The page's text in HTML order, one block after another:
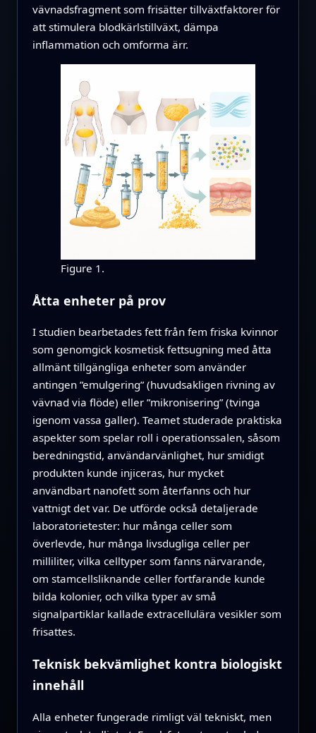
vävnadsfragment som frisätter tillväxtfaktorer för
att stimulera blodkärlstillväxt, dämpa
inflammation och omforma ärr.
Figure 1.
Åtta enheter på prov
I studien bearbetades fett från fem friska kvinnor
som genomgick kosmetisk fettsugning med åtta
allmänt tillgängliga enheter som använder
antingen ”emulgering” (huvudsakligen rivning av
vävnad via flöde) eller ”mikronisering” (tvinga
igenom vassa galler). Teamet studerade praktiska
aspekter som spelar roll i operationssalen, såsom
beredningstid, användarvänlighet, hur smidigt
produkten kunde injiceras, hur mycket
användbart nanofett som återfanns och hur
vattnigt det var. De utförde också detaljerade
laboratorietester: hur många celler som
överlevde, hur många livsdugliga celler per
milliliter, vilka celltyper som fanns närvarande,
om stamcellsliknande celler fortfarande kunde
bilda kolonier, och vilka typer av små
signalpartiklar kallade extracellulära vesikler som
frisattes.
Teknisk bekvämlighet kontra biologiskt
innehåll
Alla enheter fungerade rimligt väl tekniskt, men